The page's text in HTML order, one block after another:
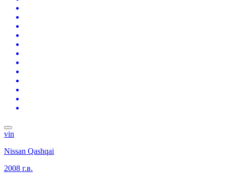
vin
Nissan Qashqai
2008 г.в.